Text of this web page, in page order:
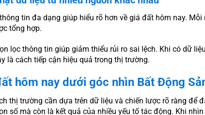
tin đa dạng giúp hiểu rõ hơn về giá đất hôm nay.
tổng hợp.
lọc thông tin giúp giảm thiểu rủi ro sai lệch. Khi có dữ
là cách tiếp cận hiệu quả trong thị trường.
hôm nay dưới góc nhìn Bất Động
thị trường cần dựa trên dữ liệu và chiến lược rõ ràng để
số mà còn là kết quả của nhiều yếu tố tác động. Khi